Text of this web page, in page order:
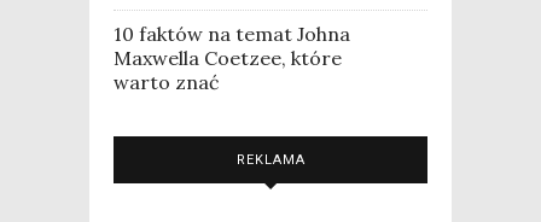
10 faktów na temat Johna
Maxwella Coetzee, które
warto znać
REKLAMA